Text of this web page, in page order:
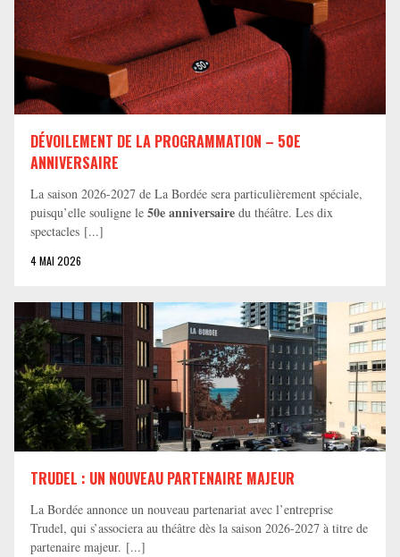
DÉVOILEMENT DE LA PROGRAMMATION – 50E
ANNIVERSAIRE
La saison 2026-2027 de La Bordée sera particulièrement spéciale,
puisqu’elle souligne le 50e anniversaire du théâtre. Les dix
spectacles [...]
4 MAI 2026
TRUDEL : UN NOUVEAU PARTENAIRE MAJEUR
La Bordée annonce un nouveau partenariat avec l’entreprise
Trudel, qui s’associera au théâtre dès la saison 2026-2027 à titre de
partenaire majeur. [...]